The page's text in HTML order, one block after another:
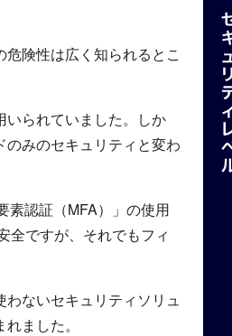
険性は広く知られるとこ
いられていました。しか
みのセキュリティと変わ
素認証（MFA）」の使用
全ですが、それでもフィ
ないセキュリティソリュ
ました。